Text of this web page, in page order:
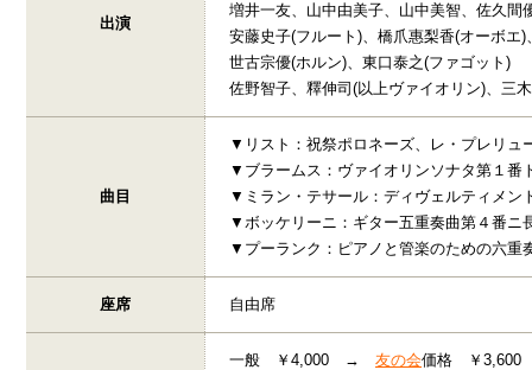
出演
増井一友、山中由美子、山中美智、佐久間
安藤史子(フルート)、橋爪惠梨香(オーボエ
世古宗優(ホルン)、東口泰之(ファゴット)
佐野智子、釋伸司(以上ヴァイオリン)、三
曲目
▼リスト：祝祭ポロネーズ、レ・プレリュ
▼ブラームス：ヴァイオリンソナタ第１番
▼ミラン・テサール：ディヴェルティメン
▼ボッケリーニ：ギター五重奏曲第４番ニ
▼プーランク：ピアノと管楽のための六重
座席 自由席
一般 ￥4,000 → 友の会価格 ￥3,600